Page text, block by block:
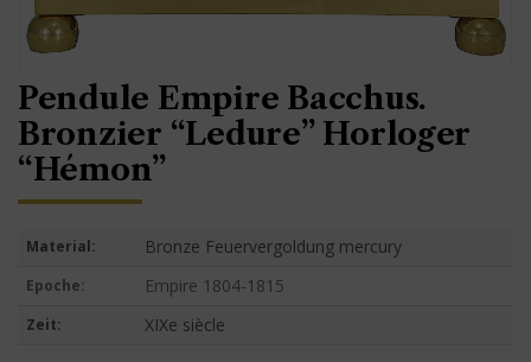
Pendule Empire Bacchus.
Bronzier “Ledure” Horloger
“Hémon”
Material: Bronze Feuervergoldung mercury
Epoche: Empire 1804-1815
Zeit: XIXe siècle